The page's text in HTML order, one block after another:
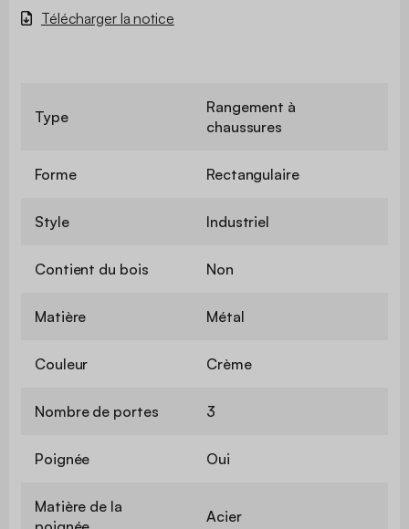
Télécharger la notice
Type
Rangement à
chaussures
Forme Rectangulaire
Style Industriel
Contient du bois Non
Matière Métal
Couleur Crème
Nombre de portes 3
Poignée Oui
Matière de la
Acier